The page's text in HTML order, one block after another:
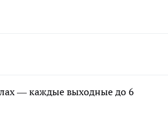
— каждые выходные до 6